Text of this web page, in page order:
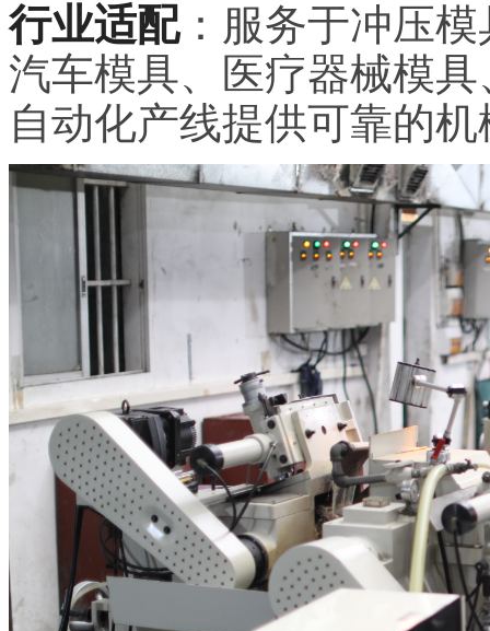
行业适配：服务于冲压
汽车模具、医疗器械模
自动化产线提供可靠的